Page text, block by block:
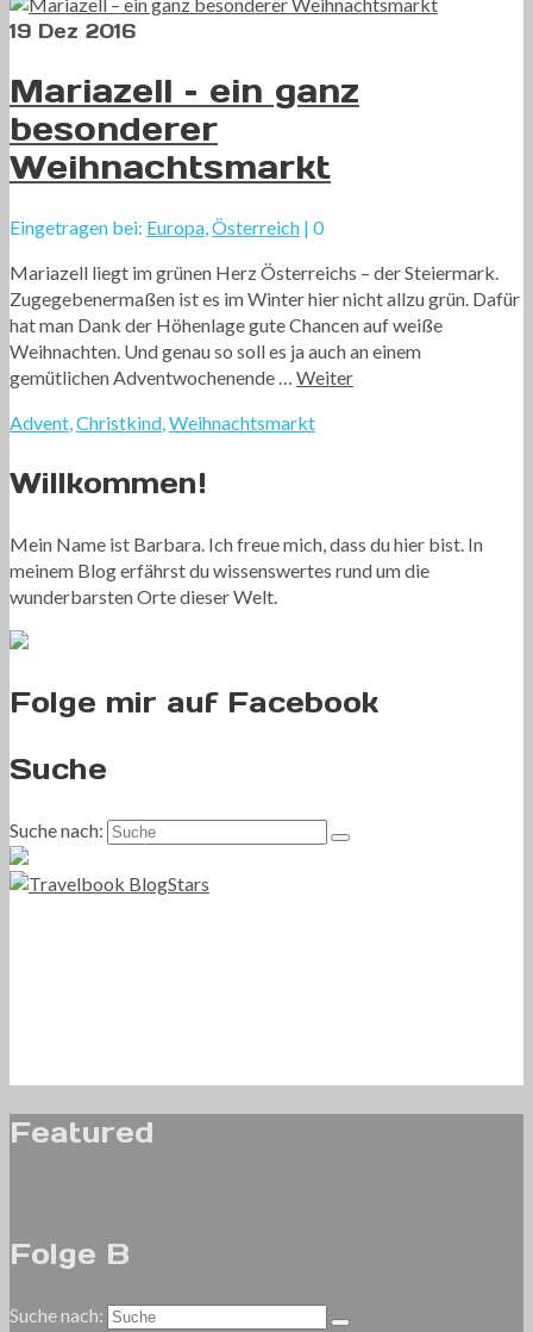
19 Dez 2016
Mariazell – ein ganz
besonderer
Weihnachtsmarkt
Eingetragen bei: Europa Österreich | 0
Mariazell liegt im grünen Herz Österreichs – der Steiermark.
Zugegebenermaßen ist es im Winter hier nicht allzu grün. Dafür
hat man Dank der Höhenlage gute Chancen auf weiße
Weihnachten. Und genau so soll es ja auch an einem
gemütlichen Adventwochenende … Weiter
Advent Christkind Weihnachtsmarkt
Willkommen!
Mein Name ist Barbara. Ich freue mich, dass du hier bist. In
meinem Blog erfährst du wissenswertes rund um die
wunderbarsten Orte dieser Welt.
Folge mir auf Facebook
Suche
Suche nach:
Featured
Folge B
Suche nach: